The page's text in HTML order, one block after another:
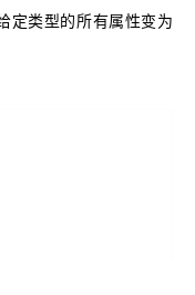
定类型的所有属性变为